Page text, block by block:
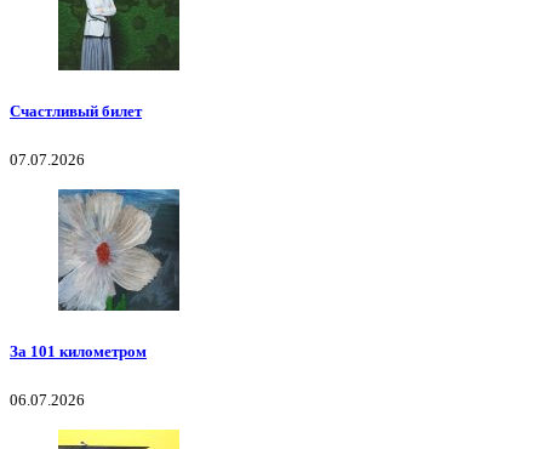
Счастливый билет
07.07.2026
За 101 километром
06.07.2026